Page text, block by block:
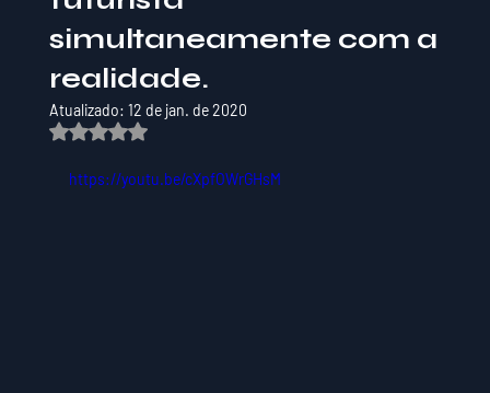
simultaneamente com a
realidade.
Atualizado: 12 de jan. de 2020
Avaliado com NaN de 5 estrelas.
https://youtu.be/cXpfOWrGHsM